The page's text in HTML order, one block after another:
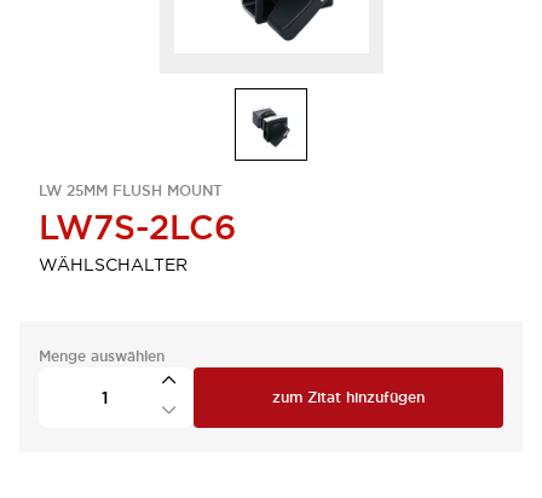
LW 25MM FLUSH MOUNT
LW7S-2LC6
WÄHLSCHALTER
Menge auswählen
zum Zitat hinzufügen